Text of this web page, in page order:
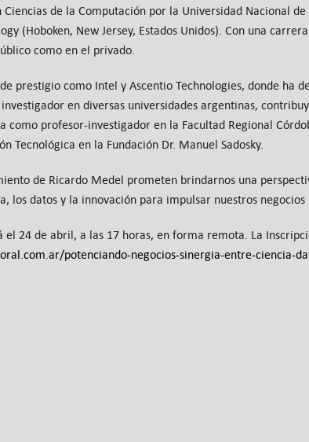
de la Computación por la Universidad Nacional
(Hoboken, New Jersey, Estados Unidos). Con una
como en el privado.
prestigio como Intel y Ascentio Technologies, donde ha
en diversas universidades argentinas,
como profesor-investigador en la Facultad Regional
Tecnológica en la Fundación Dr. Manuel Sadosky.
de Ricardo Medel prometen brindarnos una
los datos y la innovación para impulsar nuestros negocios
el 24 de abril, a las 17 horas, en forma remota. La
potenciando-negocios-sinergia-entre-ciencia-